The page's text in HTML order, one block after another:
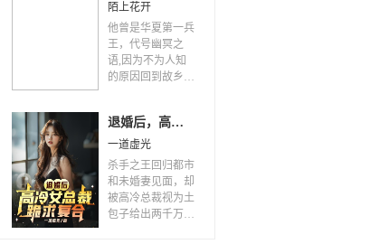
陌上花开
他曾是华夏第一兵
王，代号幽冥之
语,因为不为人知
的原因回到故乡，
冰山美女董事长的
丈夫。 当华夏处
于危机之时，他再
次戴上“蛟龙”戒挺
身而出，所过之处
龙啸九天，无人可
退婚后，高冷女总裁跪求复合
一道虚光
杀手之王回归都市
和未婚妻见面，却
被高冷总裁视为土
包子给出两千万分